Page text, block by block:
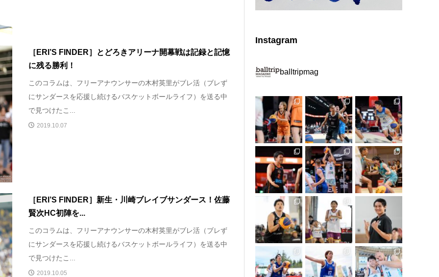
［ERI’S FINDER］とどろきアリーナ開幕戦は記録と記憶
に残る勝利！
このコラムは、フリーアナウンサーの木村英里がブレ活（ブレず
にサンダースを応援し続けるバスケットボールライフ）を送る中
で見つけたこ...
2019.10.07
［ERI’S FINDER］新生・川崎ブレイブサンダース！佐藤
賢次HC初陣を...
このコラムは、フリーアナウンサーの木村英里がブレ活（ブレず
にサンダースを応援し続けるバスケットボールライフ）を送る中
で見つけたこ...
2019.10.05
Instagram
balltripmag